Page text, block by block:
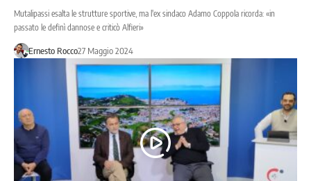
Mutalipassi esalta le strutture sportive, ma l'ex sindaco Adamo Coppola ricorda: «in
passato le definì dannose e criticò Alfieri»
Ernesto Rocco27 Maggio 2024